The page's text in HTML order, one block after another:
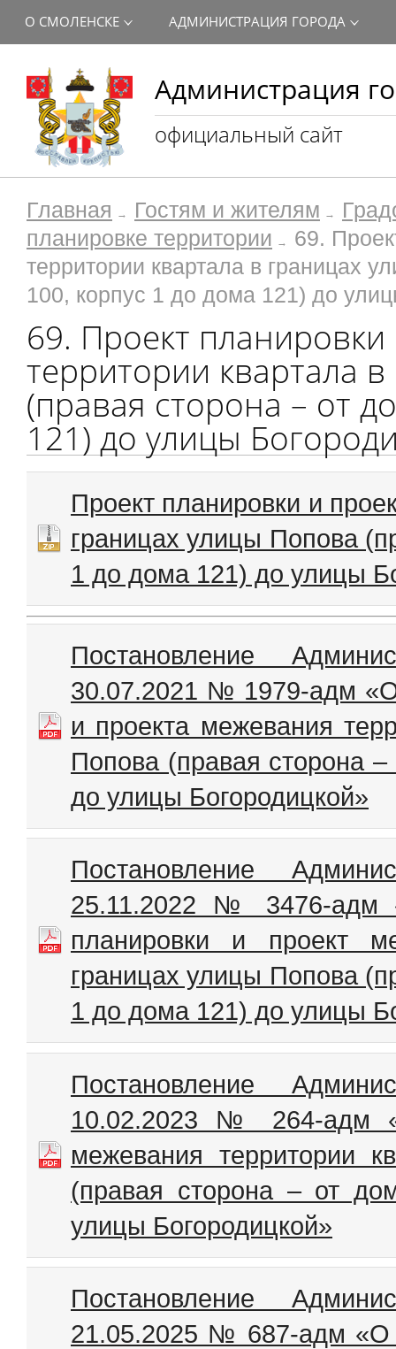
Администрация
официальный сайт
О СМОЛЕНСКЕ АДМИНИСТРАЦИЯ ГОРОДА
Главная Гостям и жителям
планировке территории
69.
территории квартала в границах
100, корпус 1 до дома 121) до
69. Проект
территории квартала
(правая сторона – от
121) до улицы
Проект планировки и
границах улицы Попова
1 до дома 121) до улицы
Постановление
30.07.2021 № 1979-адм
и проекта межевания
Попова (правая сторона
до улицы Богородицкой»
Постановление
25.11.2022 № 3476-адм
планировки и проект
границах улицы Попова
1 до дома 121) до улицы
Постановление
10.02.2023 № 264-адм
межевания территории
(правая сторона – от
улицы Богородицкой»
Постановление
21.05.2025 № 687-адм «О